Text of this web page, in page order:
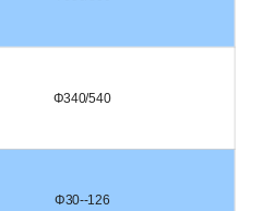
Φ340/540
Φ30--126